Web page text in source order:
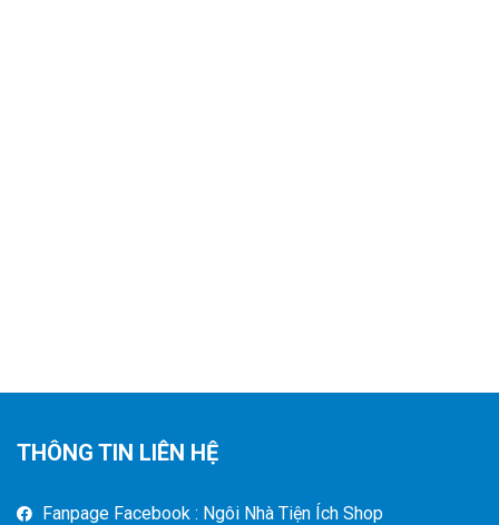
THÔNG TIN LIÊN HỆ
Fanpage Facebook : Ngôi Nhà Tiện Ích Shop